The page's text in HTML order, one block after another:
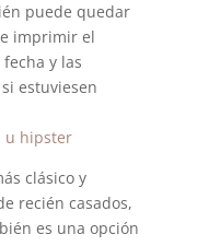
puede quedar
imprimir el
y las
estuviesen
clásico y
recién casados,
es una opción